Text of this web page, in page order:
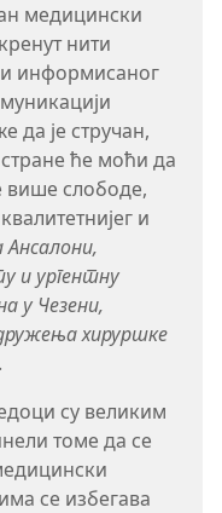
медицински
нити
информисаног
да је стручан,
ће моћи да
више слободе,
и
Ансалони,
и ургентну
у Чезени,
хируршке
су великим
томе да се
се избегава